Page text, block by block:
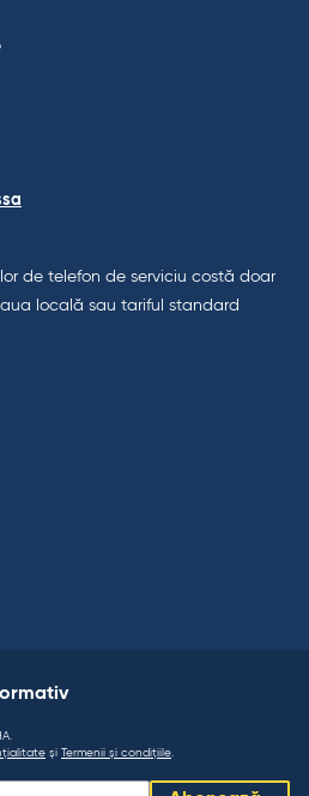
de telefon de serviciu costă doar
locală sau tariful standard
și Termenii și condițiile.